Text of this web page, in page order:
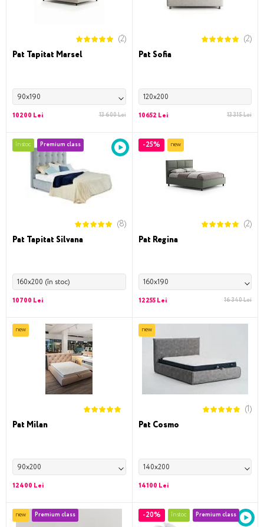
(2)
Pat Tapitat Marsel
90x190
10200 Lei 13 600 Lei
(2)
Pat Sofia
120x200
10652 Lei 13 315 Lei
în stoc Premium class
(8)
Pat Tapitat Silvana
160x200 (în stoc)
10700 Lei
-25% new
(2)
Pat Regina
160x190
12255 Lei 16 340 Lei
new
Pat Milan
90x200
12400 Lei
new
(1)
Pat Cosmo
140x200
14100 Lei
new Premium class -20% în stoc Premium class